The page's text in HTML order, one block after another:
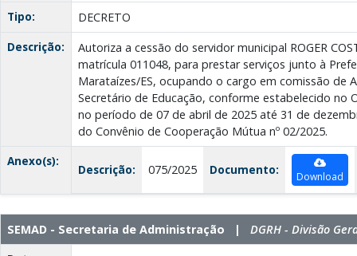
Tipo:
DECRETO
Descrição:
Autoriza a cessão do servidor municipal ROGER
matrícula 011048, para prestar serviços junto à
Marataízes/ES, ocupando o cargo em comissão de
Secretário de Educação, conforme estabelecido no
no período de 07 de abril de 2025 até 31 de
do Convênio de Cooperação Mútua nº 02/2025.
Anexo(s):
Descrição: 075/2025 Documento: Download
SEMAD - Secretaria de Administração | DGRH - Divisão